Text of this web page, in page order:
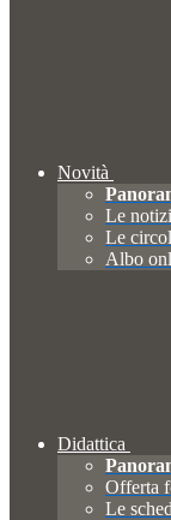
Novità
Le
Le
Albo
Didattica
Offerta
Le